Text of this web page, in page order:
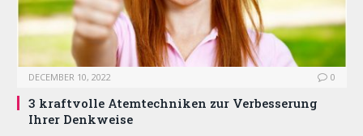
DECEMBER 10, 2022 0
3 kraftvolle Atemtechniken zur Verbesserung
Ihrer Denkweise